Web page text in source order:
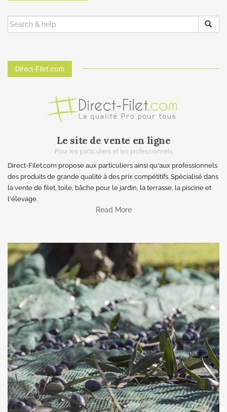
Direct-Filet.com
Le site de vente en ligne
Pour les particuliers et les professionnels
Direct-Filet.com propose aux particuliers ainsi qu'aux professionnels
des produits de grande qualité à des prix compétitifs. Spécialisé dans
la vente de filet, toile, bâche pour le jardin, la terrasse, la piscine et
l'élevage.
Read More